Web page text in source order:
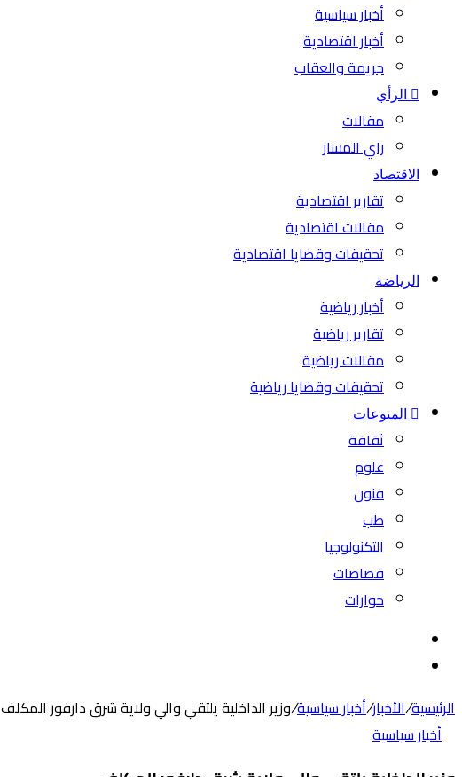
أخبار سياسية
أخبار اقتصادية
جريمة والعقاب
الرأي
مقالات
راي المسار
الاقتصاد
تقارير اقتصادية
مقالات اقتصادية
تحقيقات وقضايا اقتصادية
الرياضة
أخبار رياضية
تقارير رياضية
مقالات رياضية
تحقيقات وقضايا رياضية
المنوعات
ثقافة
علوم
فنون
طب
التكنولوجيا
قصاصات
حوارات
الرئيسية/الأخبار/أخبار سياسية/وزير الداخلية يلتقي والي ولاية شرق دارفور المكلف
أخبار سياسية